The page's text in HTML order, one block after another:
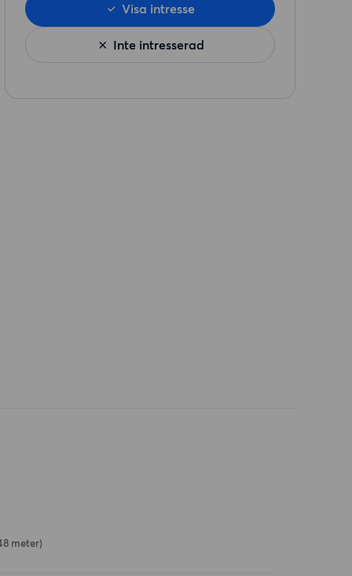
Inte intresserad
Visa intresse
meter)